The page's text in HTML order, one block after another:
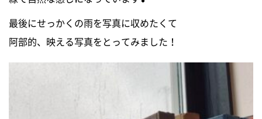
最後にせっかくの雨を写真に収めたくて
阿部的、映える写真をとってみました！